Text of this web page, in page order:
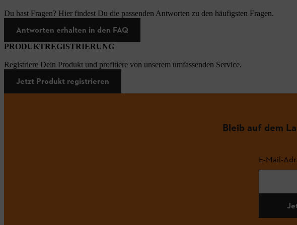
Du hast Fragen? Hier findest Du die passenden Antworten zu den häufigsten Fragen.
Antworten erhalten in den FAQ
PRODUKTREGISTRIERUNG
Registriere Dein Produkt und profitiere von unserem umfassenden Service.
Jetzt Produkt registrieren
Bleib auf dem
E-Mail-